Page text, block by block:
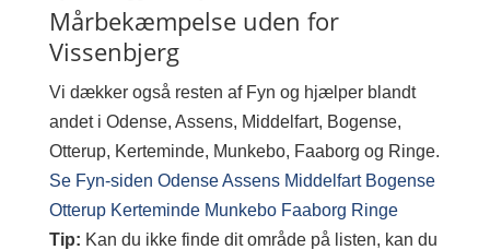
Mårbekæmpelse uden for
Vissenbjerg
Vi dækker også resten af Fyn og hjælper blandt
andet i Odense, Assens, Middelfart, Bogense,
Otterup, Kerteminde, Munkebo, Faaborg og Ringe.
Se Fyn-siden OdenseAssens Middelfart Bogense
Otterup Kerteminde Munkebo Faaborg Ringe
Tip: Kan du ikke finde dit område på listen, kan du